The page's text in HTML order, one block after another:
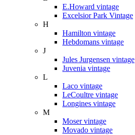
E.Howard vintage
Excelsior Park Vintage
H
Hamilton vintage
Hebdomans vintage
J
Jules Jurgensen vintage
Juvenia vintage
L
Laco vintage
LeCoultre vintage
Longines vintage
M
Moser vintage
Movado vintage